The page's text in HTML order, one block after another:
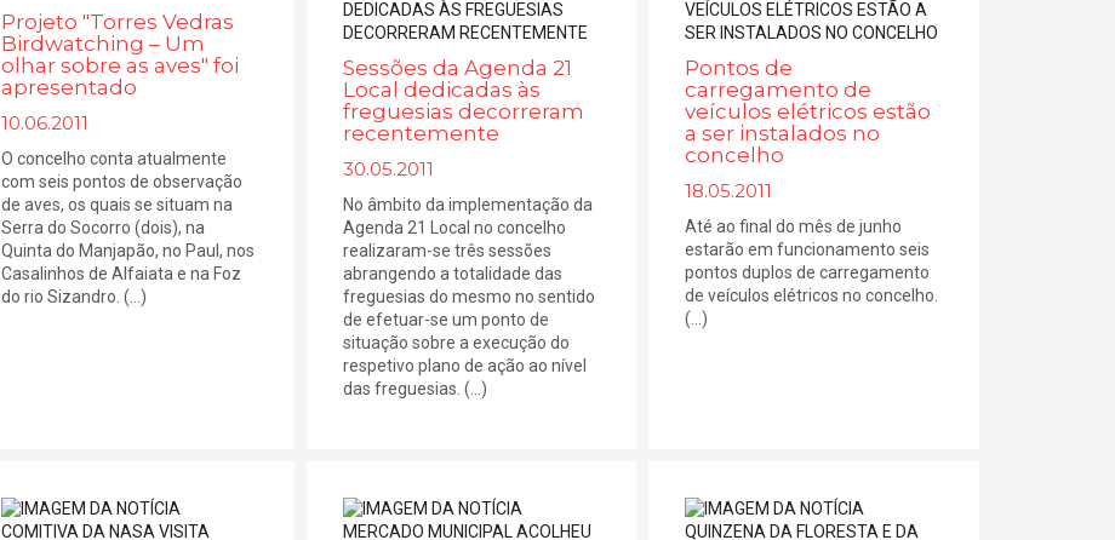
Projeto "Torres Vedras
Birdwatching – Um
olhar sobre as aves" foi
apresentado
10.06.2011
O concelho conta atualmente
com seis pontos de observação
de aves, os quais se situam na
Serra do Socorro (dois), na
Quinta do Manjapão, no Paul, nos
Casalinhos de Alfaiata e na Foz
do rio Sizandro. (...)
Sessões da Agenda 21
Local dedicadas às
freguesias decorreram
recentemente
30.05.2011
No âmbito da implementação da
Agenda 21 Local no concelho
realizaram-se três sessões
abrangendo a totalidade das
freguesias do mesmo no sentido
de efetuar-se um ponto de
situação sobre a execução do
respetivo plano de ação ao nível
das freguesias. (...)
Pontos de
carregamento de
veículos elétricos estão
a ser instalados no
concelho
18.05.2011
Até ao final do mês de junho
estarão em funcionamento seis
pontos duplos de carregamento
de veículos elétricos no concelho.
(...)